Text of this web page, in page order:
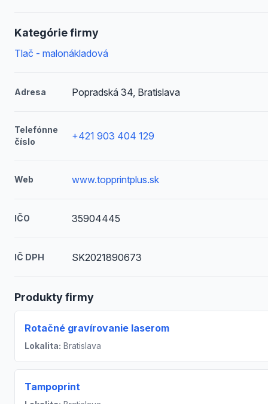
Kategórie firmy
Tlač - malonákladová
Adresa Popradská 34, Bratislava
Telefónne
číslo
+421 903 404 129
Web www.topprintplus.sk
IČO 35904445
IČ DPH SK2021890673
Produkty firmy
Rotačné gravírovanie laserom
Lokalita: Bratislava
Tampoprint